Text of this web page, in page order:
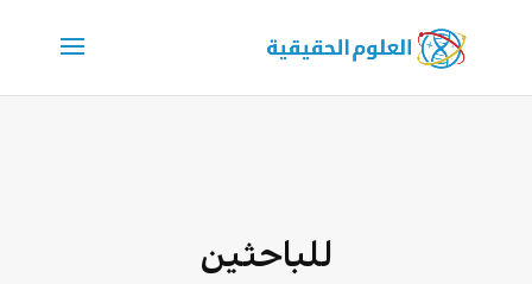
للباحثين